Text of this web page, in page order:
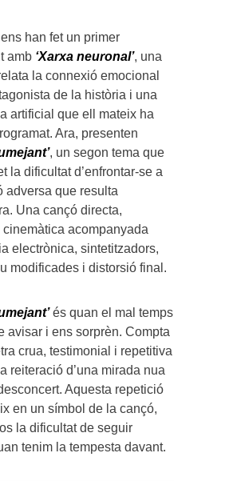
han fet un primer
amb ‘Xarxa neuronal’, una
la connexió emocional
de la història i una
artificial que ell mateix ha
Ara, presenten
, un segon tema que
la dificultat d’enfrontar-se a
adversa que resulta
Una cançó directa,
acompanyada
electrònica, sintetitzadors,
modificades i distorsió final.
és quan el mal temps
avisar i ens sorprèn. Compta
crua, testimonial i repetitiva
reiteració d’una mirada nua
Aquesta repetició
en un símbol de la cançó,
la dificultat de seguir
tenim la tempesta davant.